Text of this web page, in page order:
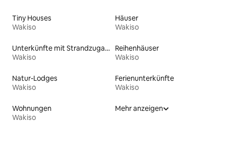
Tiny Houses
Wakiso
Häuser
Wakiso
Unterkünfte mit Strandzugang
Wakiso
Reihenhäuser
Wakiso
Natur-Lodges
Wakiso
Ferienunterkünfte
Wakiso
Wohnungen
Wakiso
Mehr anzeigen